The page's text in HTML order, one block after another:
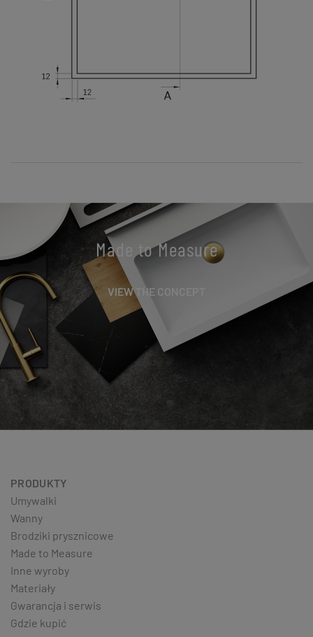
Made to Measure
VIEW THE CONCEPT
PRODUKTY
Umywalki
Wanny
Brodziki prysznicowe
Made to Measure
Inne wyroby
Materiały
Gwarancja i serwis
Gdzie kupić